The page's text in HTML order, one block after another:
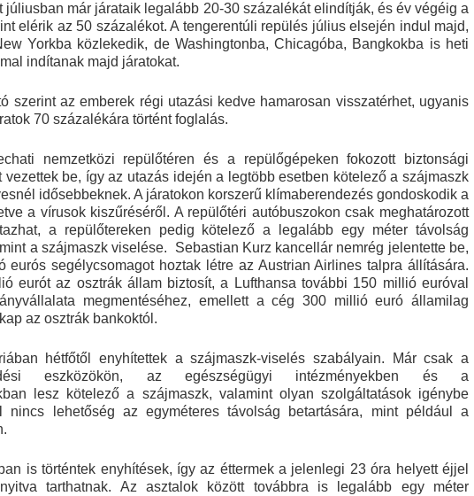
júliusban már járataik legalább 20-30 százalékát elindítják, és év végéig a
elérik az 50 százalékot. A tengerentúli repülés július elsején indul majd,
Yorkba közlekedik, de Washingtonba, Chicagóba, Bangkokba is heti
indítanak majd járatokat.
szerint az emberek régi utazási kedve hamarosan visszatérhet, ugyanis
70 százalékára történt foglalás.
nemzetközi repülőtéren és a repülőgépeken fokozott biztonsági
vezettek be, így az utazás idején a legtöbb esetben kötelező a szájmaszk
idősebbeknek. A járatokon korszerű klímaberendezés gondoskodik a
a vírusok kiszűréséről. A repülőtéri autóbuszokon csak meghatározott
a repülőtereken pedig kötelező a legalább egy méter távolság
a szájmaszk viselése. Sebastian Kurz kancellár nemrég jelentette be,
eurós segélycsomagot hoztak létre az Austrian Airlines talpra állítására.
eurót az osztrák állam biztosít, a Lufthansa további 150 millió euróval
megmentéséhez, emellett a cég 300 millió euró államilag
az osztrák bankoktól.
hétfőtől enyhítettek a szájmaszk-viselés szabályain. Már csak a
eszközökön, az egészségügyi intézményekben és a
lesz kötelező a szájmaszk, valamint olyan szolgáltatások igénybe
nincs lehetőség az egyméteres távolság betartására, mint például a
is történtek enyhítések, így az éttermek a jelenlegi 23 óra helyett éjjel
tarthatnak. Az asztalok között továbbra is legalább egy méter